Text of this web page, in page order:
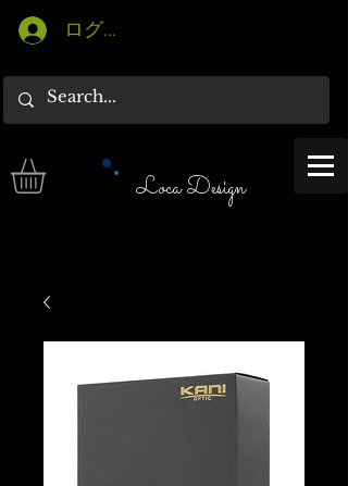
ログイン
Loca Design